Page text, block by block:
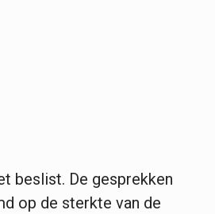
beslist. De gesprekken
op de sterkte van de